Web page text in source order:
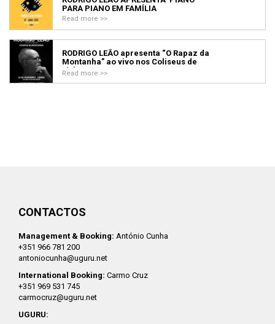
PARA PIANO EM FAMÍLIA
Read more >>
RODRIGO LEÃO apresenta “O Rapaz da
Montanha” ao vivo nos Coliseus de
Lisboa e Porto
Read more >>
CONTACTOS
Management & Booking: António Cunha
+351 966 781 200
antoniocunha@uguru.net
International Booking: Carmo Cruz
+351 969 531 745
carmocruz@uguru.net
UGURU: